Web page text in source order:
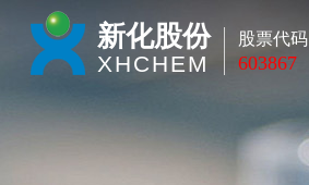
新化股份
XHCHEM
股票代码
603867